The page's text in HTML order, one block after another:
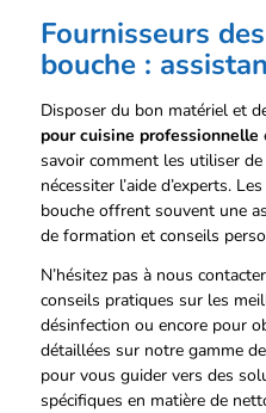
Fournisseurs
bouche :
Disposer du bon matériel et
pour cuisine professionnelle
savoir comment les utiliser
nécessiter l’aide d’experts.
bouche offrent souvent une
de formation et conseils
N’hésitez pas à nous
conseils pratiques sur les
désinfection ou encore pour
détaillées sur notre gamme
pour vous guider vers des
spécifiques en matière de